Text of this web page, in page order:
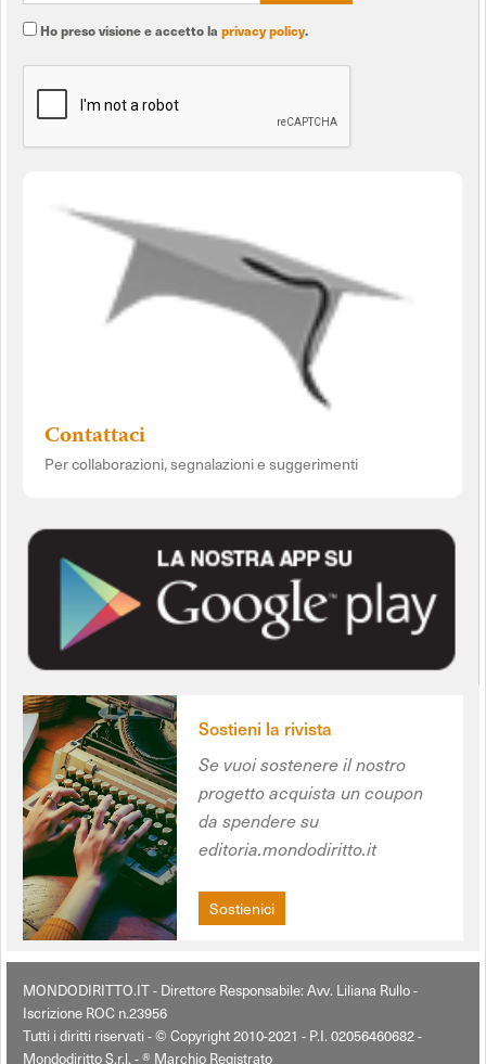
Ho preso visione e accetto la privacy policy.
Contattaci
Per collaborazioni, segnalazioni e suggerimenti
Sostieni la rivista
Se vuoi sostenere il nostro
progetto acquista un coupon
da spendere su
editoria.mondodiritto.it
Sostienici
MONDODIRITTO.IT - Direttore Responsabile: Avv. Liliana Rullo -
Iscrizione ROC n.23956
Tutti i diritti riservati - © Copyright 2010-2021 - P.I. 02056460682 -
Mondodiritto S.r.l. - ® Marchio Registrato